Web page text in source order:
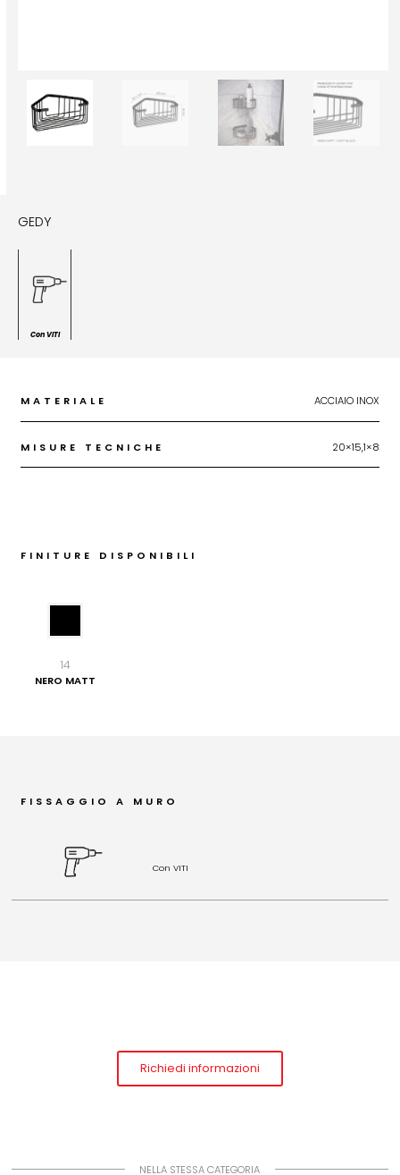
GEDY
Con VITI
MATERIALE ACCIAIO INOX
MISURE TECNICHE 20×15,1×8
FINITURE DISPONIBILI
14
NERO MATT
FISSAGGIO A MURO
Con VITI
Richiedi informazioni
NELLA STESSA CATEGORIA